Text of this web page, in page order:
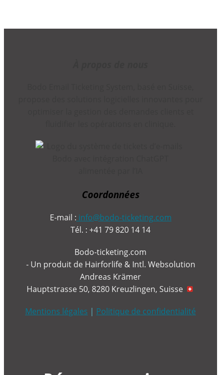
Coordonnées
E-mail : info@bodo-ticketing.com
Tél. : +41 79 820 14 14
Bodo-ticketing.com
- Un produit de Hairforlife & Intl. Websolution
Andreas Krämer
Hauptstrasse 50, 8280 Kreuzlingen, Suisse
Mentions légales | Politique de confidentialité